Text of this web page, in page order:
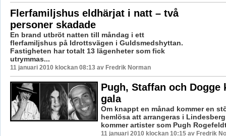
Flerfamiljshus eldhärjat i natt – två
personer skadade
En brand utbröt natten till måndag i ett
flerfamiljshus på Idrottsvägen i Guldsmedshyttan.
Fastigheten har totalt 13 lägenheter som fick
utrymmas...
11 januari 2010 klockan 08:13 av Fredrik Norman
Pugh, Staffan och Dogge
gala
Om knappt en månad kommer en
hemlösa att arrangeras i
kommer artister som Pugh
11 januari 2010 klockan 10:15 av Fredrik